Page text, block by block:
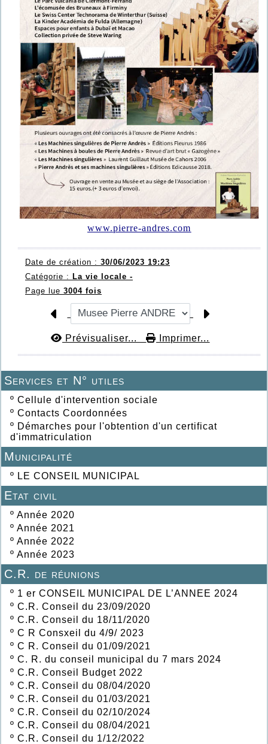
Services et N° utiles
º Cellule d'intervention sociale
º Contacts Coordonnées
º Démarches pour l'obtention d'un certificat
d'immatriculation
Municipalité
º LE CONSEIL MUNICIPAL
Etat civil
º Année 2020
º Année 2021
º Année 2022
º Année 2023
C.R. de réunions
º 1 er CONSEIL MUNICIPAL DE L’ANNEE 2024
º C.R. Conseil du 23/09/2020
º C.R. Conseil du 18/11/2020
º C R Consxeil du 4/9/ 2023
º C R. Conseil du 01/09/2021
º C. R. du conseil municipal du 7 mars 2024
º C.R. Conseil Budget 2022
º C.R. Conseil du 08/04/2020
º C.R. Conseil du 01/03/2021
º C.R. Conseil du 02/10/2024
º C.R. Conseil du 08/04/2021
º C.R. Conseil du 1/12/2022
www.pierre-andres.com
Date de création : 30/06/2023 19:23
Catégorie : La vie locale -
Page lue 3004 fois
Prévisualiser... Imprimer...